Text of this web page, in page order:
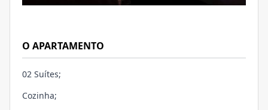
O APARTAMENTO
02 Suítes;
Cozinha;